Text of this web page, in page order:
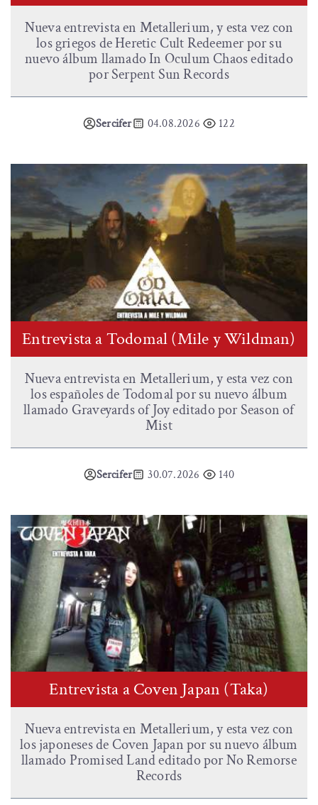
Nueva entrevista en Metallerium, y esta vez con
los griegos de Heretic Cult Redeemer por su
nuevo álbum llamado In Oculum Chaos editado
por Serpent Sun Records
Sercifer 04.08.2026 122
Entrevista a Todomal (Mile y Wildman)
Nueva entrevista en Metallerium, y esta vez con
los españoles de Todomal por su nuevo álbum
llamado Graveyards of Joy editado por Season of
Mist
Sercifer 30.07.2026 140
Entrevista a Coven Japan (Taka)
Nueva entrevista en Metallerium, y esta vez con
los japoneses de Coven Japan por su nuevo álbum
llamado Promised Land editado por No Remorse
Records